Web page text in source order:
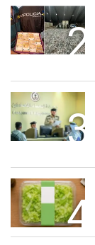
2
3
4